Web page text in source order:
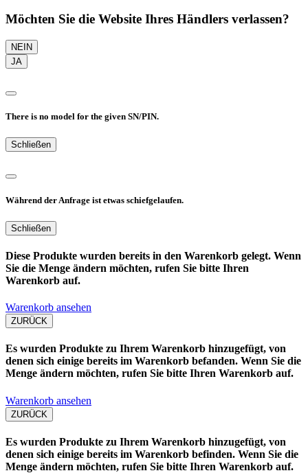
Möchten Sie die Website Ihres Händlers verlassen?
NEIN
JA
There is no model for the given SN/PIN.
Schließen
Während der Anfrage ist etwas schiefgelaufen.
Schließen
Diese Produkte wurden bereits in den Warenkorb gelegt. Wenn
Sie die Menge ändern möchten, rufen Sie bitte Ihren
Warenkorb auf.
Warenkorb ansehen
ZURÜCK
Es wurden Produkte zu Ihrem Warenkorb hinzugefügt, von
denen sich einige bereits im Warenkorb befanden. Wenn Sie die
Menge ändern möchten, rufen Sie bitte Ihren Warenkorb auf.
Warenkorb ansehen
ZURÜCK
Es wurden Produkte zu Ihrem Warenkorb hinzugefügt, von
denen sich einige bereits im Warenkorb befinden. Wenn Sie die
Menge ändern möchten, rufen Sie bitte Ihren Warenkorb auf.